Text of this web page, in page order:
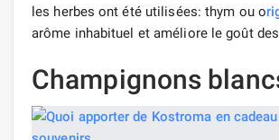
les herbes ont été utilisées: thym ou o
arôme inhabituel et améliore le goût
Champignons